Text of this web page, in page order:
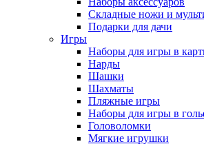
Складные ножи и
Подарки для дачи
Игры
Наборы для игры в
Нарды
Шашки
Шахматы
Пляжные игры
Наборы для игры в
Головоломки
Мягкие игрушки